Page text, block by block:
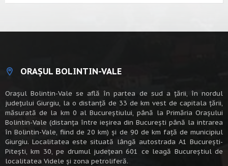
ORAȘUL BOLINTIN-VALE
Oraşul Bolintin-Vale se află în partea de sud a ţării, în nordul
judeţului Giurgiu, la o distanţă de 33 de km vest de capitala țării,
măsurată de la km 0 al Bucureștiului, până la Primăria Orașului
Bolintin-Vale (distanța între ieșirea din București până la intrarea
în Bolintin-Vale, fiind de 20 km) şi de 90 de km faţă de municipiul
Giurgiu. Localitatea este situată lângă autostrada A1 Bucureşti-
Piteşti, km 30, pe drumul judeţean 601 ce leagă Bucureştiul de
localitatea Videle şi zona petroliferă.